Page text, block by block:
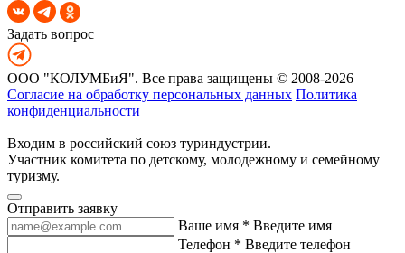
Задать вопрос
ООО "КОЛУМБиЯ". Все права защищены © 2008-2026
Согласие на обработку персональных данных Политика
конфиденциальности
Входим в российский союз туриндустрии.
Участник комитета по детскому, молодежному и семейному
туризму.
Отправить заявку
Ваше имя * Введите имя
Телефон * Введите телефон